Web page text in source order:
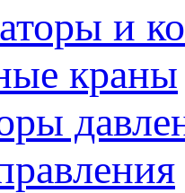
и
краны